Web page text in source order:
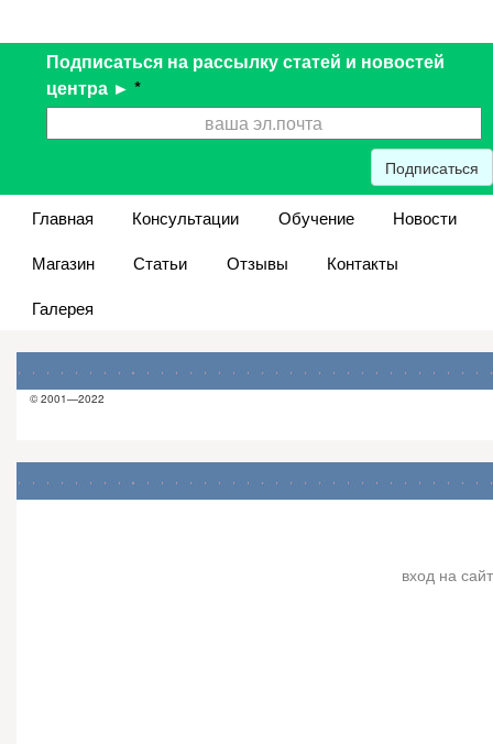
Подписаться на рассылку статей и новостей
центра ► *
Подписаться
Главная Консультации Обучение
Новости
Магазин
Статьи Отзывы
Контакты
Галерея
© 2001—2022
вход на сайт